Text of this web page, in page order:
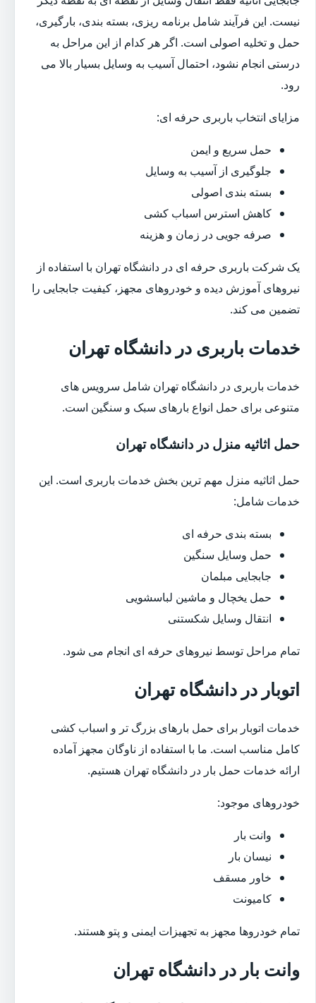
نیست. این فرآیند شامل برنامه ریزی، بسته بندی، بارگیری،
حمل و تخلیه اصولی است. اگر هر کدام از این مراحل به
درستی انجام نشود، احتمال آسیب به وسایل بسیار بالا می
رود.
مزایای انتخاب باربری حرفه ای:
حمل سریع و ایمن
جلوگیری از آسیب به وسایل
بسته بندی اصولی
کاهش استرس اسباب کشی
صرفه جویی در زمان و هزینه
یک شرکت باربری حرفه ای در دانشگاه تهران با استفاده از
نیروهای آموزش دیده و خودروهای مجهز، کیفیت جابجایی را
تضمین می کند.
خدمات باربری در دانشگاه تهران
خدمات باربری در دانشگاه تهران شامل سرویس های
متنوعی برای حمل انواع بارهای سبک و سنگین است.
حمل اثاثیه منزل در دانشگاه تهران
حمل اثاثیه منزل مهم ترین بخش خدمات باربری است. این
خدمات شامل:
بسته بندی حرفه ای
حمل وسایل سنگین
جابجایی مبلمان
حمل یخچال و ماشین لباسشویی
انتقال وسایل شکستنی
تمام مراحل توسط نیروهای حرفه ای انجام می شود.
اتوبار در دانشگاه تهران
خدمات اتوبار برای حمل بارهای بزرگ تر و اسباب کشی
کامل مناسب است. ما با استفاده از ناوگان مجهز آماده
ارائه خدمات حمل بار در دانشگاه تهران هستیم.
خودروهای موجود:
وانت بار
نیسان بار
خاور مسقف
کامیونت
تمام خودروها مجهز به تجهیزات ایمنی و پتو هستند.
وانت بار در دانشگاه تهران